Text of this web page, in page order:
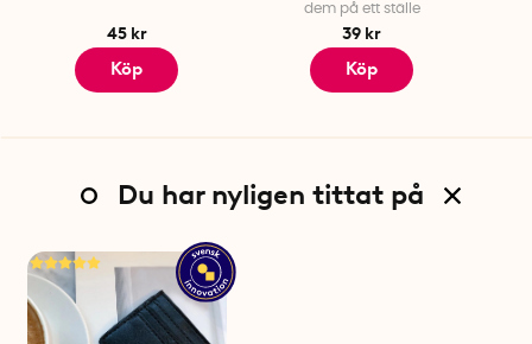
45 kr
Köp
dem på ett ställe
39 kr
Köp
Du har nyligen tittat på